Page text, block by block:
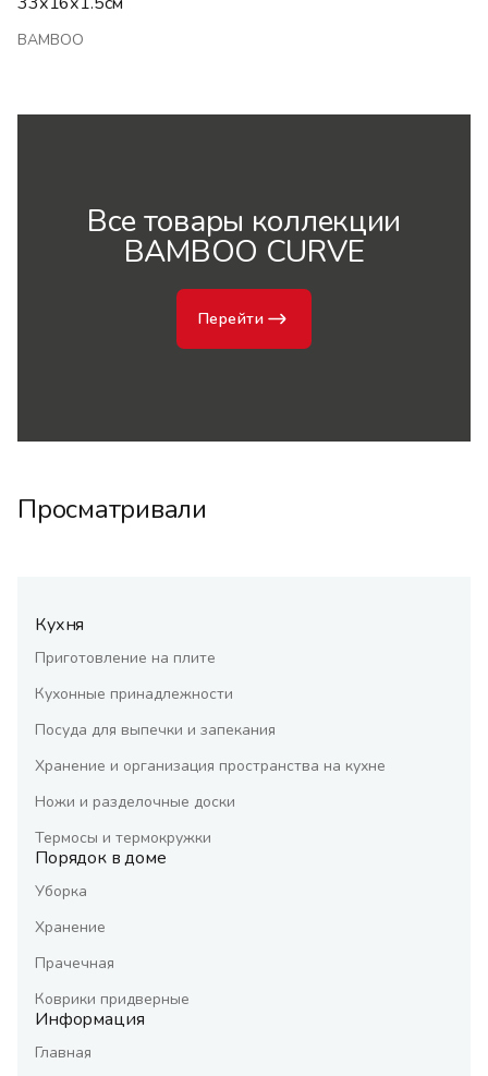
BAMBOO
Все товары коллекции
BAMBOO CURVE
Перейти
Просматривали
Кухня
Приготовление на плите
Кухонные принадлежности
Посуда для выпечки и запекания
Хранение и организация пространства на кухне
Ножи и разделочные доски
Термосы и термокружки
Порядок в доме
Уборка
Хранение
Прачечная
Коврики придверные
Информация
Главная